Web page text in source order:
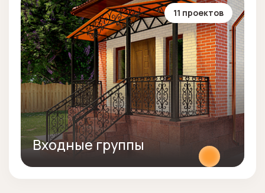
11 проектов
Входные группы